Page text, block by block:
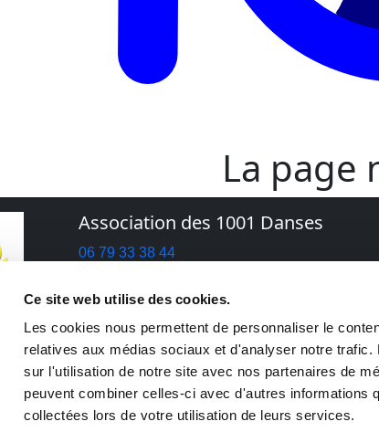
Ce site web utilise des cookies.
Les cookies nous permettent de personnaliser le
relatives aux médias sociaux et d'analyser notre
sur l'utilisation de notre site avec nos partenaires de
peuvent combiner celles-ci avec d'autres informations
collectées lors de votre utilisation de leurs services.
La page
Association des 1001 Danses
06 79 33 38 44
Siège Social :
Maison Pour Tous, 6 quai du Plessis
56300 PONTIVY